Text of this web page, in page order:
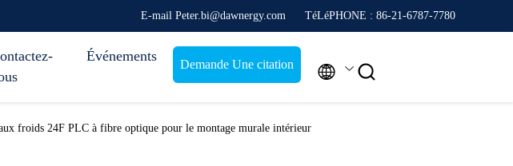
E-mail Peter.bi@dawnergy.com TéLéPHONE : 86-21-6787-7780
Événements
Demande Une citation  
froids 24F PLC à fibre optique pour le montage murale intérieur